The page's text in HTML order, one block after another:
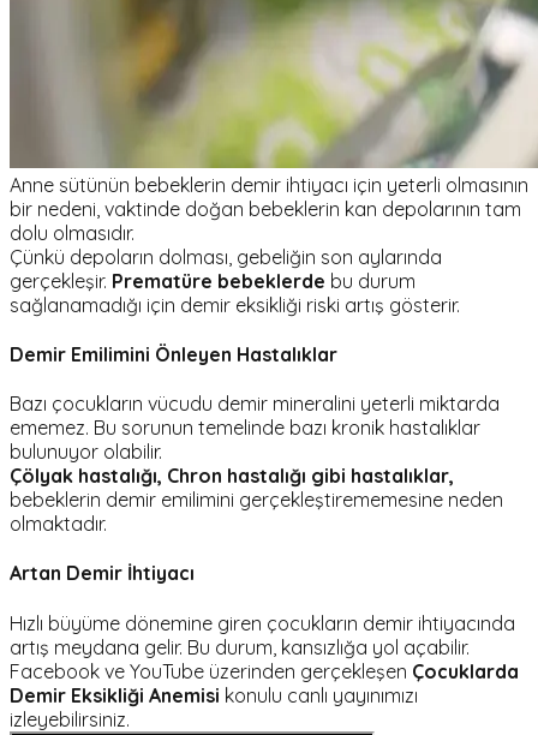
Anne sütünün bebeklerin demir ihtiyacı için yeterli olmasının
bir nedeni, vaktinde doğan bebeklerin kan depolarının tam
dolu olmasıdır.
Çünkü depoların dolması, gebeliğin son aylarında
gerçekleşir. Prematüre bebeklerde bu durum
sağlanamadığı için demir eksikliği riski artış gösterir.
Demir Emilimini Önleyen Hastalıklar
Bazı çocukların vücudu demir mineralini yeterli miktarda
ememez. Bu sorunun temelinde bazı kronik hastalıklar
bulunuyor olabilir.
Çölyak hastalığı, Chron hastalığı gibi hastalıklar,
bebeklerin demir emilimini gerçekleştirememesine neden
olmaktadır.
Artan Demir İhtiyacı
Hızlı büyüme dönemine giren çocukların demir ihtiyacında
artış meydana gelir. Bu durum, kansızlığa yol açabilir.
Facebook ve YouTube üzerinden gerçekleşen Çocuklarda
Demir Eksikliği Anemisi konulu canlı yayınımızı
izleyebilirsiniz.